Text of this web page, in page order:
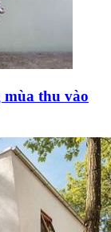
mùa thu vào